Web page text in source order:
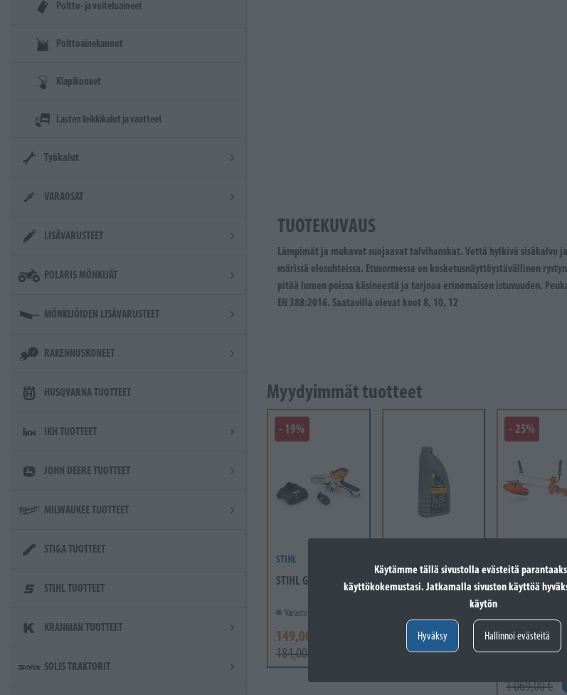
Käytämme tällä sivustolla evästeitä
käyttökokemustasi. Jatkamalla sivuston käyttöä
käytön
Hyväksy Hallinnoi evästeitä
Poltto- ja voiteluaineet
Polttoainekannut
Klapikoneet
Lasten leikkikalut ja vaatteet
Työkalut
VARAOSAT
LISÄVARUSTEET
POLARIS MÖNKIJÄT
MÖNKIJÖIDEN LISÄVARUSTEET
RAKENNUSKONEET
HUSQVARNA TUOTTEET
IKH TUOTTEET
JOHN DEERE TUOTTEET
MILWAUKEE TUOTTEET
STIGA TUOTTEET
STIHL TUOTTEET
KRANMAN TUOTTEET
SOLIS TRAKTORIT
TUOTEKUVAUS
Lämpimät ja mukavat suojaavat talvihanskat. Vettä hylkivä sisäkalvo
märissä olosuhteissa. Etusormessa on kosketusnäyttöystävällinen
pitää lumen poissa käsineestä ja tarjoaa erinomaisen istuvuuden.
EN 388:2016. Saatavilla olevat koot 8, 10, 12
Myydyimmät tuotteet
- 19%
STIHL
STIHL GTA 26 SET
Varastossa
149,00 €
184,00 €
Sae 30 4 Stroke Oil
0.6 Litre [16]
7,90 € Lisää koriin
- 25%
HUSQVARNA
545FR, T45X,
200-22 1",...
1 069,00 €